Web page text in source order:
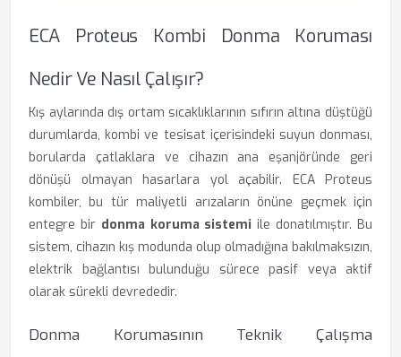
ECA Proteus Kombi Donma Koruması
Nedir Ve Nasıl Çalışır?
Kış aylarında dış ortam sıcaklıklarının sıfırın altına düştüğü
durumlarda, kombi ve tesisat içerisindeki suyun donması,
borularda çatlaklara ve cihazın ana eşanjöründe geri
dönüşü olmayan hasarlara yol açabilir. ECA Proteus
kombiler, bu tür maliyetli arızaların önüne geçmek için
entegre bir donma koruma sistemi ile donatılmıştır. Bu
sistem, cihazın kış modunda olup olmadığına bakılmaksızın,
elektrik bağlantısı bulunduğu sürece pasif veya aktif
olarak sürekli devrededir.
Donma Korumasının Teknik Çalışma